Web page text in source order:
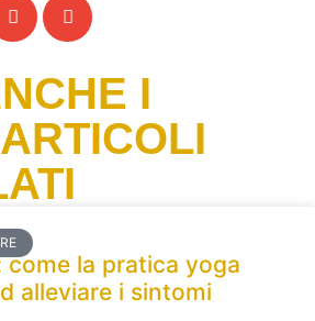
I
come la pratica yoga
alleviare i sintomi